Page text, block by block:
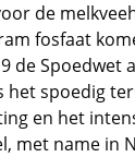
de
fosfaat
de Spoedwet
het spoedig
en het
met name in